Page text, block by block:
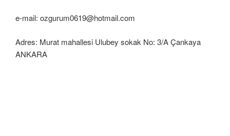
e-mail: ozgurum0619@hotmail.com
Adres: Murat mahallesi Ulubey sokak No: 3/A Çankaya
ANKARA